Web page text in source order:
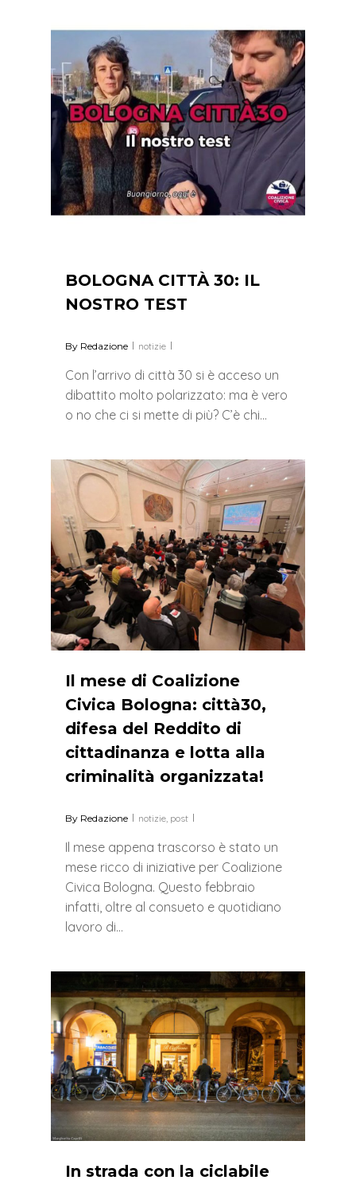
BOLOGNA CITTÀ 30: IL
NOSTRO TEST
By Redazione notizie
Con l’arrivo di città 30 si è acceso un
dibattito molto polarizzato: ma è vero
o no che ci si mette di più? C’è chi…
Il mese di Coalizione
Civica Bologna: città30,
difesa del Reddito di
cittadinanza e lotta alla
criminalità organizzata!
By Redazione notizie, post
Il mese appena trascorso è stato un
mese ricco di iniziative per Coalizione
Civica Bologna. Questo febbraio
infatti, oltre al consueto e quotidiano
lavoro di…
0
In strada con la ciclabile